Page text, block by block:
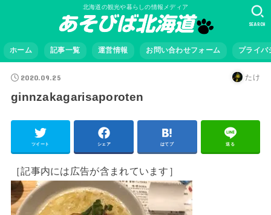
北海道の観光や暮らしの情報メディア
ホーム 記事一覧 運営情報 お問い合わせフォーム プライバ
SEARCH
2020.09.25 たけ
ginnzakagarisaporoten
ツイート シェア はてブ 送る
［記事内には広告が含まれています］